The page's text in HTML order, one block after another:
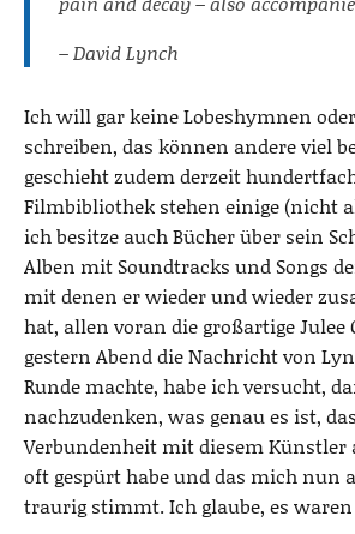
– David Lynch
Ich will gar keine Lobeshymnen
schreiben, das können andere viel
geschieht zudem derzeit
Filmbibliothek stehen einige (nicht
ich besitze auch Bücher über sein
Alben mit Soundtracks und Songs
mit denen er wieder und wieder
hat, allen voran die großartige Julee
gestern Abend die Nachricht von
Runde machte, habe ich versucht,
nachzudenken, was genau es ist,
Verbundenheit mit diesem Künstler
oft gespürt habe und das mich nun
traurig stimmt. Ich glaube, es